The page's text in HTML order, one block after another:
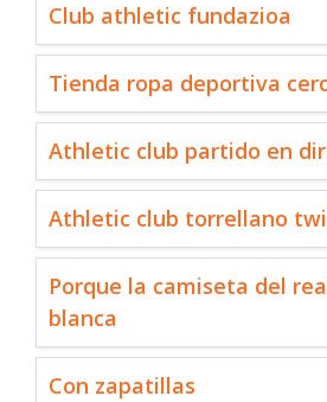
Club athletic fundazioa
Tienda ropa deportiva
Athletic club partido en
Athletic club torrellano
Porque la camiseta del
blanca
Con zapatillas